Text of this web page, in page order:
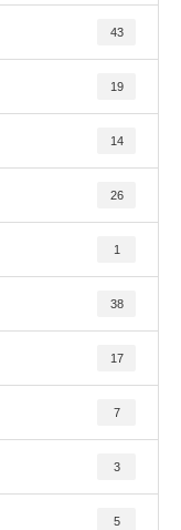
43
19
14
26
1
38
17
7
3
5